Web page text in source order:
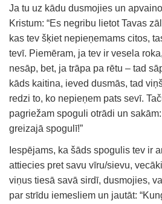
Ja tu uz kādu dusmojies un
Kristum: “Es negribu lietot Tavas
kas tev šķiet nepieņemams citos,
tevī. Piemēram, ja tev ir vesela
nesāp, bet, ja trāpa pa rētu – tad
kāds kaitina, ieved dusmās, tad
redzi to, ko nepieņem pats sevī.
pagriežam spoguli otrādi un
greizajā spogulī!”
Iespējams, ka šāds spogulis tev ir
attiecies pret savu vīru/sievu,
viņus tiesā savā sirdī, dusmojies,
par strīdu iemesliem un jautāt: